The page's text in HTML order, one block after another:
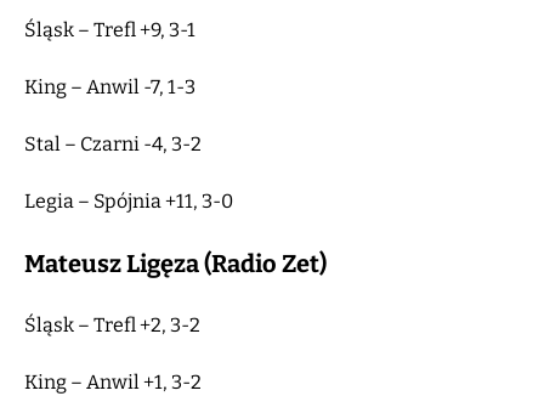
Śląsk – Trefl +9, 3-1
King – Anwil -7, 1-3
Stal – Czarni -4, 3-2
Legia – Spójnia +11, 3-0
Mateusz Ligęza (Radio Zet)
Śląsk – Trefl +2, 3-2
King – Anwil +1, 3-2